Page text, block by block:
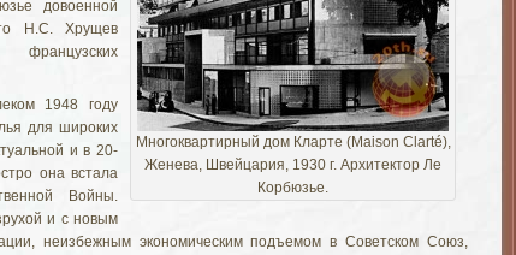
Многоквартирный дом Кларте (Maison Clarté),
Женева, Швейцария, 1930 г. Архитектор Ле
Корбюзье.
довоенной
Н.С. Хрущев
1948 году
для широких
и в 20-
она встала
Войны.
и с новым
неизбежным экономическим подъемом в Советском Союз,